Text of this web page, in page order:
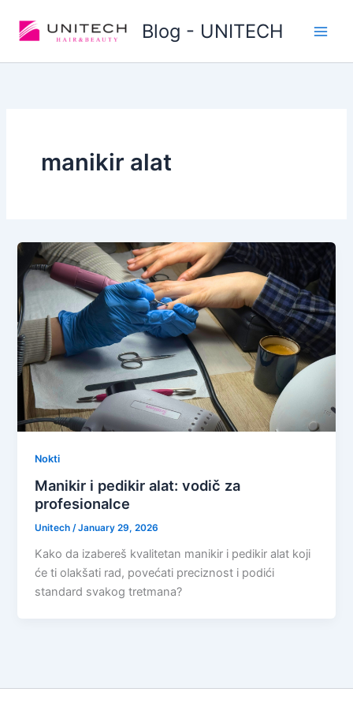
Blog - UNITECH
manikir alat
Nokti
Manikir i pedikir alat: vodič za
profesionalce
Unitech/January 29, 2026
Kako da izabereš kvalitetan manikir i pedikir alat koji
će ti olakšati rad, povećati preciznost i podići
standard svakog tretmana?